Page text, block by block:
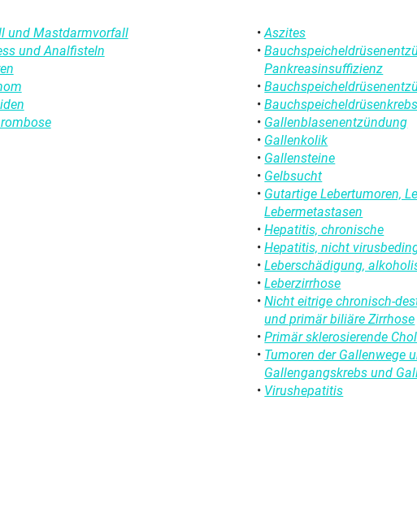
und Mastdarmvorfall
und Analfisteln
Aszites
Pankreasinsuffizienz
Bauchspeicheldrüsenkrebs
Gallenblasenentzündung
Gallenkolik
Gallensteine
Gelbsucht
Gutartige Lebertumoren,
Lebermetastasen
Hepatitis, chronische
Hepatitis, nicht
Leberschädigung,
Leberzirrhose
Nicht eitrige chronisch-
und primär biliäre Zirrhose
Primär sklerosierende
Tumoren der Gallenwege
Gallengangskrebs und
Virushepatitis